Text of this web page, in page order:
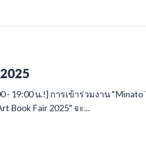
19:00 น.!] การเข้าร่วมงาน “Minato
Book Fair 2025” จะ...